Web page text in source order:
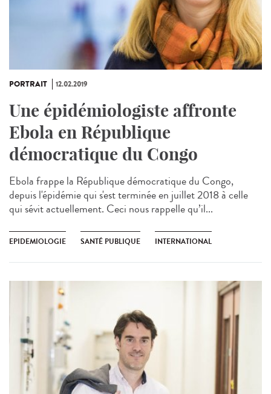
PORTRAIT 12.02.2019
Une épidémiologiste affronte
Ebola en République
démocratique du Congo
Ebola frappe la République démocratique du Congo,
depuis l'épidémie qui s'est terminée en juillet 2018 à celle
qui sévit actuellement. Ceci nous rappelle qu’il...
EPIDEMIOLOGIE SANTÉ PUBLIQUE INTERNATIONAL